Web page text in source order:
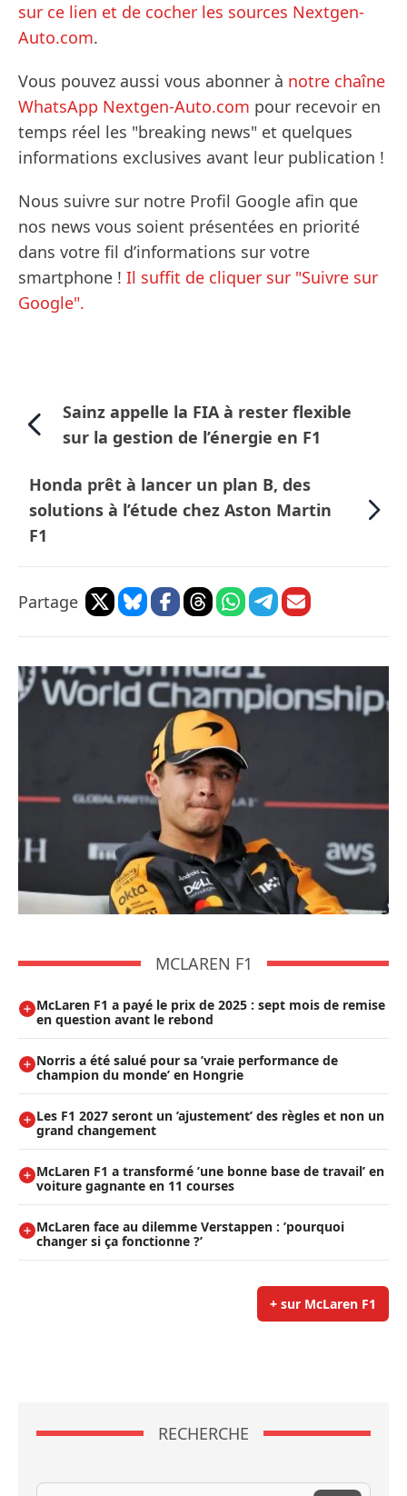
sur ce lien et de cocher les sources Nextgen-
Auto.com.
Vous pouvez aussi vous abonner à notre chaîne
WhatsApp Nextgen-Auto.com pour recevoir en
temps réel les "breaking news" et quelques
informations exclusives avant leur publication !
Nous suivre sur notre Profil Google afin que
nos news vous soient présentées en priorité
dans votre fil d’informations sur votre
smartphone ! Il suffit de cliquer sur "Suivre sur
Google".
Sainz appelle la FIA à rester flexible
sur la gestion de l’énergie en F1
Honda prêt à lancer un plan B, des
solutions à l’étude chez Aston Martin
F1
Partage
MCLAREN F1
McLaren F1 a payé le prix de 2025 : sept mois de remise
en question avant le rebond
Norris a été salué pour sa ’vraie performance de
champion du monde’ en Hongrie
Les F1 2027 seront un ’ajustement’ des règles et non un
grand changement
McLaren F1 a transformé ’une bonne base de travail’ en
voiture gagnante en 11 courses
McLaren face au dilemme Verstappen : ’pourquoi
changer si ça fonctionne ?’
+ sur McLaren F1
RECHERCHE
Recherche